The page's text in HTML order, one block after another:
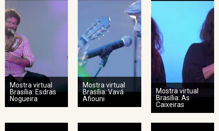
Mostra virtual
Brasília: Esdras
Nogueira
Mostra virtual
Brasília: Vavá
Afiouni
Mostra virtual
Brasília: As
Caixeiras